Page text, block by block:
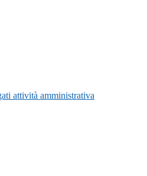
attività amministrativa